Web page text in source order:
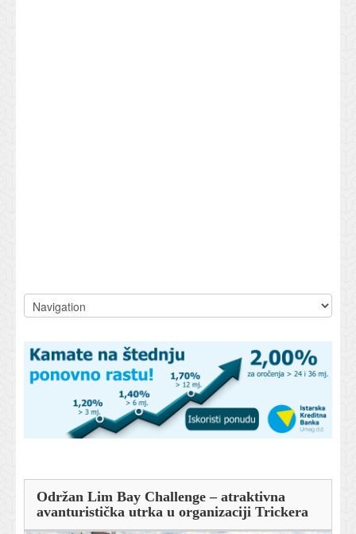
Održan Lim Bay Challenge – atraktivna
avanturistička utrka u organizaciji Trickera